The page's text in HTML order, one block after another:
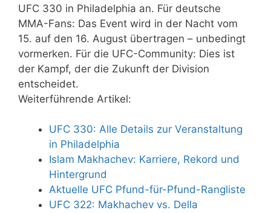
UFC 330 in Philadelphia an. Für deutsche
MMA-Fans: Das Event wird in der Nacht vom
15. auf den 16. August übertragen – unbedingt
vormerken. Für die UFC-Community: Dies ist
der Kampf, der die Zukunft der Division
entscheidet.
Weiterführende Artikel:
UFC 330: Alle Details zur Veranstaltung
in Philadelphia
Islam Makhachev: Karriere, Rekord und
Hintergrund
Aktuelle UFC Pfund-für-Pfund-Rangliste
UFC 322: Makhachev vs. Della